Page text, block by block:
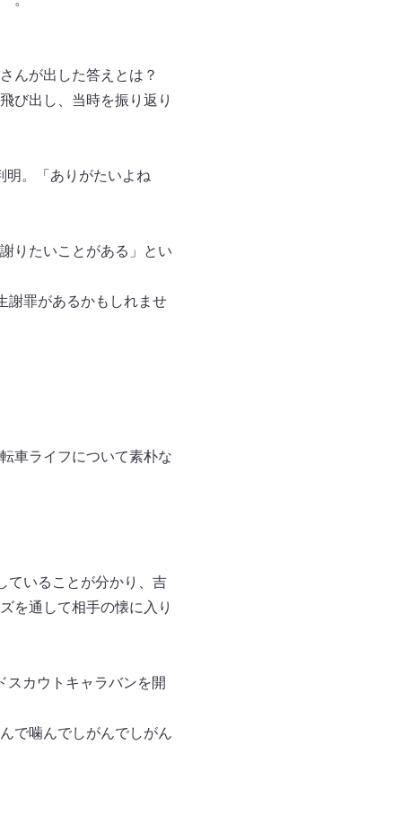
んが出した答えとは？
び出し、当時を振り返り
明。「ありがたいよね
りたいことがある」とい
謝罪があるかもしれませ
車ライフについて素朴な
ていることが分かり、吉
を通して相手の懐に入り
スカウトキャラバンを開
で噛んでしがんでしがん